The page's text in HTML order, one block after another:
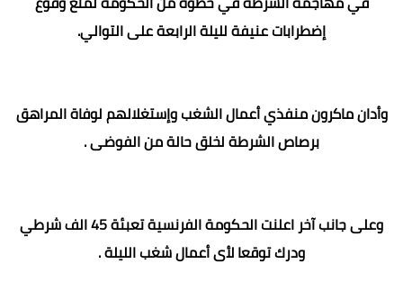
إضطرابات عنيفة لليلة الرابعة على التوالي.
وأدان ماكرون منفذي أعمال الشغب وإستغلالهم لوفاة المراهق
برصاص الشرطة لخلق حالة من الفوضى .
وعلى جانب آخر اعلنت الحكومة الفرنسية تعبئة 45 الف شرطي
ودرك توقعا لأى أعمال شغب الليلة .